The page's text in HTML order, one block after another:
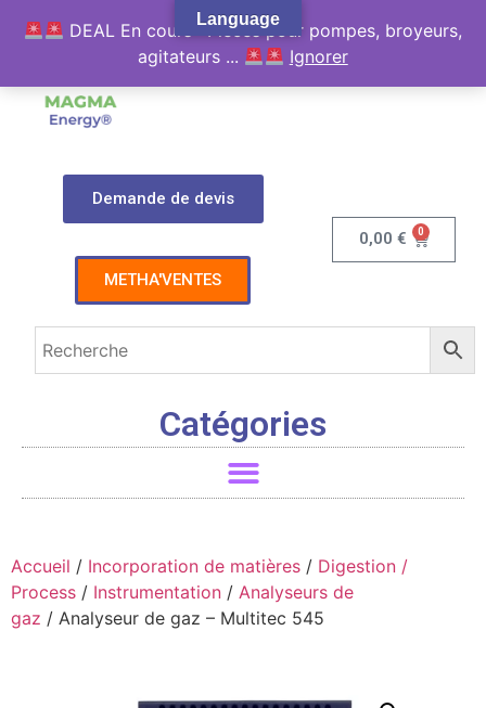
Demande de devis
METHA'VENTES
0,00€ 0
Catégories
Accueil / Incorporation de matières / Digestion /
Process / Instrumentation / Analyseurs de
gaz / Analyseur de gaz – Multitec 545
Language
DEAL En cours : Pièces pour pompes, broyeurs,
agitateurs ...
Ignorer